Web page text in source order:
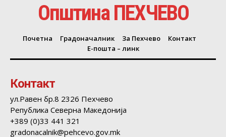
Општина ПЕХЧЕВО
Почетна Градоначалник За Пехчево
Контакт
Е-пошта – линк
Контакт
ул.Равен бр.8 2326 Пехчево
Република Северна Македонија
+389 (0)33 441 321
gradonacalnik@pehcevo.gov.mk